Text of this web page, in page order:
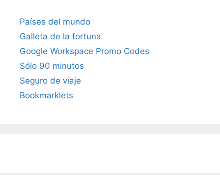
Países del mundo
Galleta de la fortuna
Google Workspace Promo Codes
Sólo 90 minutos
Seguro de viaje
Bookmarklets